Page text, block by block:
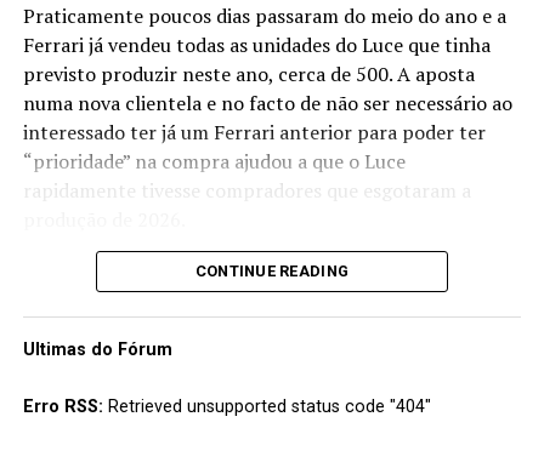
Praticamente poucos dias passaram do meio do ano e a
Ferrari já vendeu todas as unidades do Luce que tinha
previsto produzir neste ano, cerca de 500. A aposta
numa nova clientela e no facto de não ser necessário ao
interessado ter já um Ferrari anterior para poder ter
“prioridade” na compra ajudou a que o Luce
rapidamente tivesse compradores que esgotaram a
A marca de Maranello prevê uma produção de cerca de
600 unidades por ano, estimando vender cerca de 2500
primeiro ano parece que tal será conseguido sem grande
CONTINUE READING
Ultimas do Fórum
Erro RSS: Retrieved unsupported status code "404"